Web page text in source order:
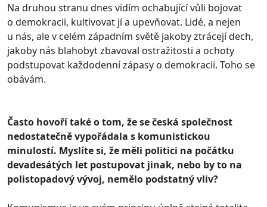
Na druhou stranu dnes vidím ochabující vůli bojovat
o demokracii, kultivovat jí a upevňovat. Lidé, a nejen
u nás, ale v celém západním světě jakoby ztrácejí dech,
jakoby nás blahobyt zbavoval ostražitosti a ochoty
podstupovat každodenní zápasy o demokracii. Toho se
obávám.
Často hovoří také o tom, že se česká společnost
nedostatečně vypořádala s komunistickou
minulostí. Myslíte si, že měli politici na počátku
devadesátých let postupovat jinak, nebo by to na
polistopadový vývoj, nemělo podstatný vliv?